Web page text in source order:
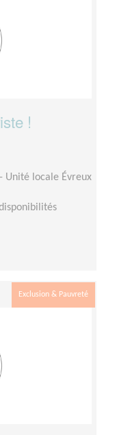
!
Unité locale Évreux
Exclusion & Pauvreté